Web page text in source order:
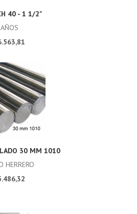
40 - 1 1/2"
30 MM 1010
HERRERO